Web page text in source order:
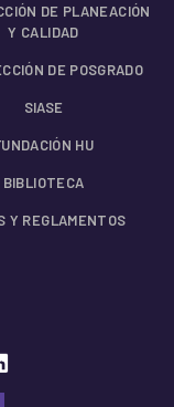
DE PLANEACIÓN
Y CALIDAD
DE POSGRADO
SIASE
HU
BIBLIOTECA
Y REGLAMENTOS